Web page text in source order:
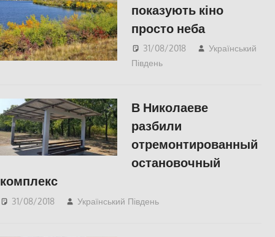
показують кіно
просто неба
31/08/2018
Український
Південь
В Николаеве
разбили
отремонтированный
остановочный
комплекс
31/08/2018 Український Південь